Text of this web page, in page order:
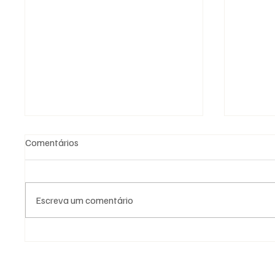
Comentários
Escreva um comentário